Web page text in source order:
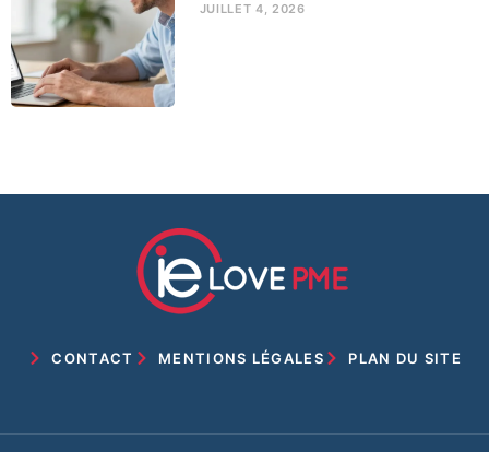
JUILLET 4, 2026
CONTACT MENTIONS LÉGALES PLAN DU SITE